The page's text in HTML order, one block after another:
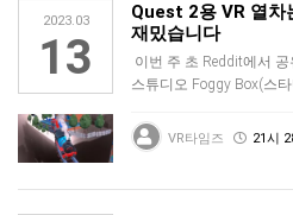
2023.03
13
Quest 2용 VR 열차
재밌습니다
이번 주 초 Reddit에서
스튜디오 Foggy Box(스
VR타임즈 21시